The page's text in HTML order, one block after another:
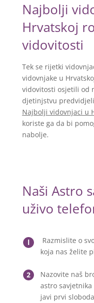
Najbolji
Hrvatskoj
vidovitosti
Tek se rijetki
vidovnjake u
vidovitosti osjetili od
djetinjstvu
Najbolji vidovnjaci u
koriste ga da bi
nabolje.
Naši Astro
uživo
l
Razmislite o
koja nas želite
2 Nazovite naš
astro savjetnika
javi prvi